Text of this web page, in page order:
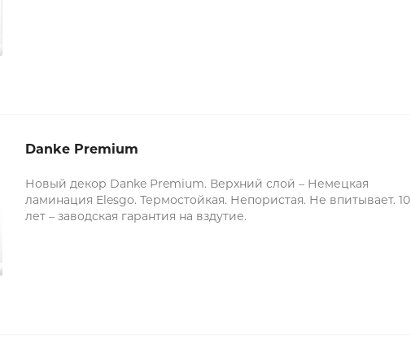
Danke Premium
Новый декор Danke Premium. Верхний слой – Немецкая
ламинация Elesgo. Термостойкая. Непористая. Не впитывает. 10
лет – заводская гарантия на вздутие.